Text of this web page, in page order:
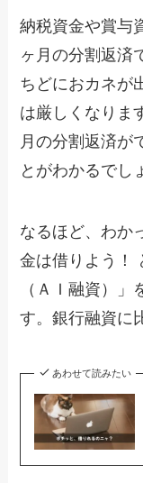
納税資金や賞与
ヶ月の分割返済
ちどにおカネが
は厳しくなりま
月の分割返済が
とがわかるでし
なるほど、わか
金は借りよう！
（ＡＩ融資）
す。銀行融資に
あわせて読みたい